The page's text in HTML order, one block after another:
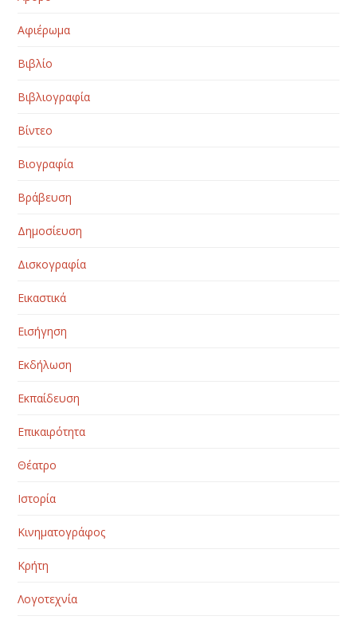
Αφιέρωμα
Βιβλίο
Βιβλιογραφία
Βίντεο
Βιογραφία
Βράβευση
Δημοσίευση
Δισκογραφία
Εικαστικά
Εισήγηση
Εκδήλωση
Εκπαίδευση
Επικαιρότητα
Θέατρο
Ιστορία
Κινηματογράφος
Κρήτη
Λογοτεχνία